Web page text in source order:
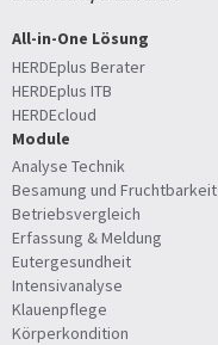
All-in-One Lösung
HERDEplus Berater
HERDEplus ITB
HERDEcloud
Module
Analyse Technik
Besamung und Fruchtbarkeit
Betriebsvergleich
Erfassung & Meldung
Eutergesundheit
Intensivanalyse
Klauenpflege
Körperkondition